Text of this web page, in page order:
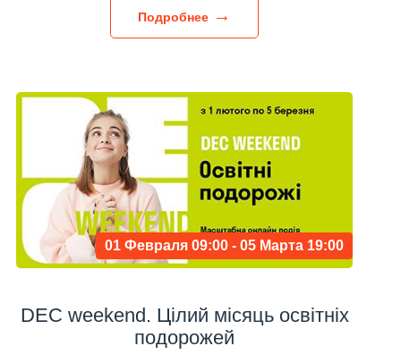
Подробнее
01 Февраля 09:00 - 05 Марта 19:00
DEC weekend. Цілий місяць освітніх
подорожей